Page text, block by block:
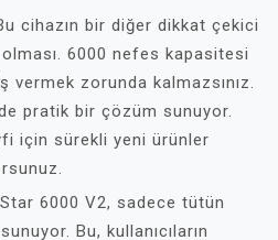
cihazın bir diğer dikkat çekici
6000 nefes kapasitesi
vermek zorunda kalmazsınız.
pratik bir çözüm sunuyor.
için sürekli yeni ürünler
6000 V2, sadece tütün
Bu, kullanıcıların